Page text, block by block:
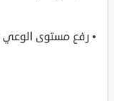
• رفع مستوى الوعي